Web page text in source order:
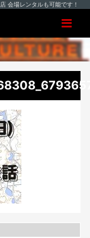
会場レンタルも可能です！